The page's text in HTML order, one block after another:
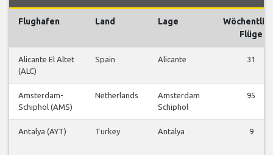
Flughafen Land Lage
Flüge
Alicante El Altet
(ALC)
Spain Alicante 31
Amsterdam-
Schiphol (AMS)
Netherlands
Amsterdam
Schiphol
95
Antalya (AYT) Turkey Antalya 9